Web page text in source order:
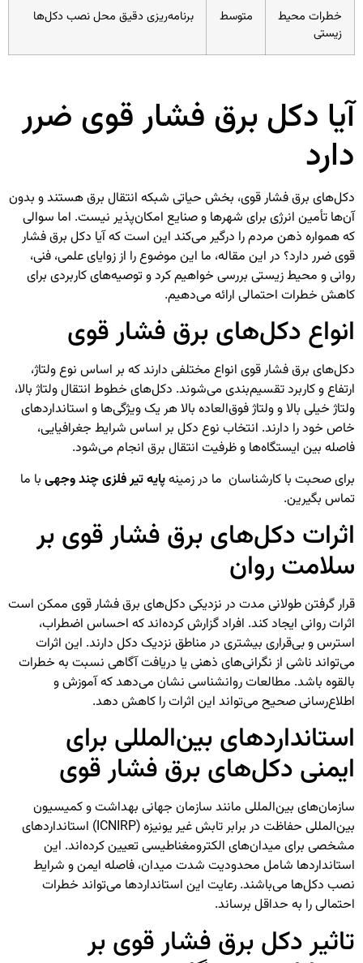
خطرات محیط
زیستی
متوسط برنامه‌ریزی دقیق محل نصب دکل‌ها
آیا دکل برق فشار قوی ضرر
دارد
دکل‌های برق فشار قوی، بخش حیاتی شبکه انتقال برق هستند و بدون
آن‌ها تأمین انرژی برای شهرها و صنایع امکان‌پذیر نیست. اما سوالی
که همواره ذهن مردم را درگیر می‌کند این است که آیا دکل برق فشار
قوی ضرر دارد؟ در این مقاله، ما این موضوع را از زوایای علمی، فنی،
روانی و محیط زیستی بررسی خواهیم کرد و توصیه‌های کاربردی برای
کاهش خطرات احتمالی ارائه می‌دهیم.
انواع دکل‌های برق فشار قوی
دکل‌های برق فشار قوی انواع مختلفی دارند که بر اساس نوع ولتاژ،
ارتفاع و کاربرد تقسیم‌بندی می‌شوند. دکل‌های خطوط انتقال ولتاژ بالا،
ولتاژ خیلی بالا و ولتاژ فوق‌العاده بالا هر یک ویژگی‌ها و استانداردهای
خاص خود را دارند. انتخاب نوع دکل بر اساس شرایط جغرافیایی،
فاصله بین ایستگاه‌ها و ظرفیت انتقال برق انجام می‌شود.
برای صحبت با کارشناسان ما در زمینهپایه تیر فلزی چند وجهی با ما
تماس بگیرین.
اثرات دکل‌های برق فشار قوی بر
سلامت روان
قرار گرفتن طولانی مدت در نزدیکی دکل‌های برق فشار قوی ممکن است
اثرات روانی ایجاد کند. افراد گزارش کرده‌اند که احساس اضطراب،
استرس و بی‌قراری بیشتری در مناطق نزدیک دکل دارند. این اثرات
می‌تواند ناشی از نگرانی‌های ذهنی یا دریافت آگاهی نسبت به خطرات
بالقوه باشد. مطالعات روانشناسی نشان می‌دهد که آموزش و
اطلاع‌رسانی صحیح می‌تواند این اثرات را کاهش دهد.
استانداردهای بین‌المللی برای
ایمنی دکل‌های برق فشار قوی
سازمان‌های بین‌المللی مانند سازمان جهانی بهداشت و کمیسیون
بین‌المللی حفاظت در برابر تابش غیر یونیزه (ICNIRP) استانداردهای
مشخصی برای میدان‌های الکترومغناطیسی تعیین کرده‌اند. این
استانداردها شامل محدودیت شدت میدان، فاصله ایمن و شرایط
نصب دکل‌ها می‌باشند. رعایت این استانداردها می‌تواند خطرات
احتمالی را به حداقل برساند.
تاثیر دکل برق فشار قوی بر